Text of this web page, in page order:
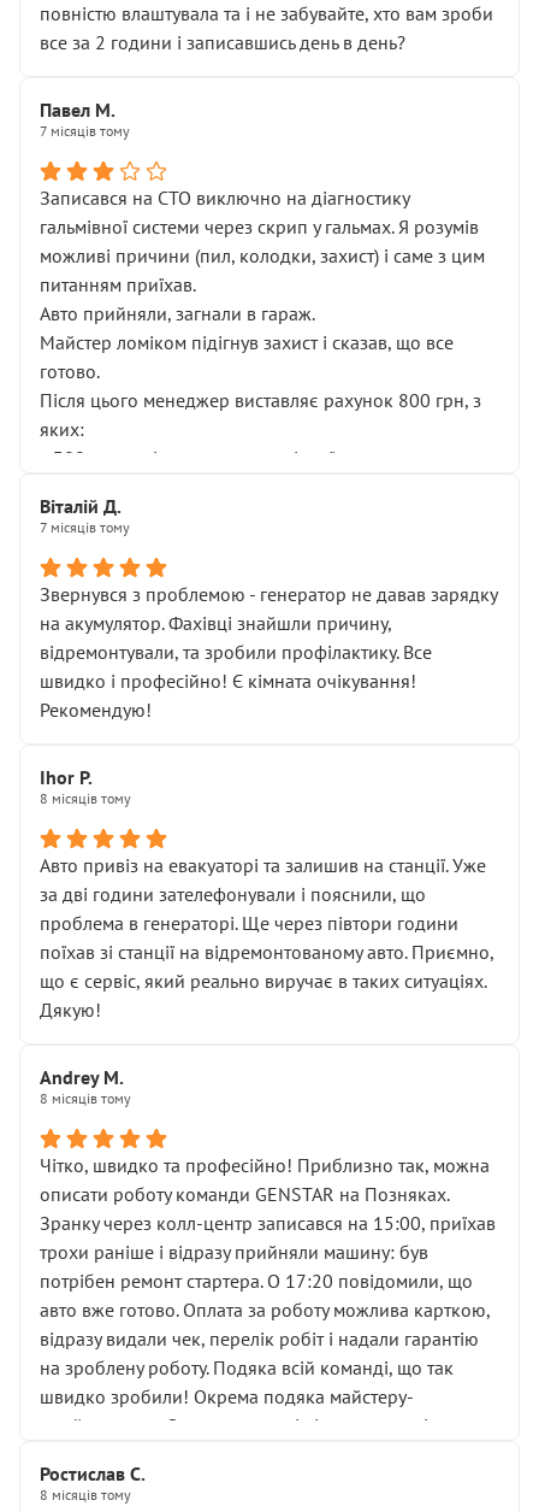
повністю влаштувала та і не забувайте, хто вам зроби
все за 2 години і записавшись день в день?
Павел М.
7 місяців тому
Записався на СТО виключно на діагностику
гальмівної системи через скрип у гальмах. Я розумів
можливі причини (пил, колодки, захист) і саме з цим
питанням приїхав.
Авто прийняли, загнали в гараж.
Майстер ломіком підігнув захист і сказав, що все
готово.
Після цього менеджер виставляє рахунок 800 грн, з
яких:
• 300 грн — діагностика гальмівної системи
НЕ погоджував
послуга. Тим більше, я був поруч і жодної реальної
діагностики ходової не проводилось. Після
зауваження гроші за цю “послугу” повернули, що
лише підтвердило мою правоту.
Але головне — я виїжджаю з боксу, і скрип у гальмах
залишився таким самим, як і був. Тобто оплачена
Далі ситуація тільки погіршилась:
• сказали, що тепер “потрібно знімати колеса”
• що біля авто стояти вже не можна
• почали озвучувати купу додаткових робіт без
чіткого пояснення
( ну все зняли та доробили) дякую!
Окремий момент, який виглядає абсурдно:
мені заявили, що бачок гальмівної рідини потрібно
міняти разом із головним гальмівним циліндром у
Для людини, яка хоча б трохи розуміється на техніці,
це звучить як мінімум непрофесійно, а як максимум —
спроба продати дорогий вузол замість елементарних
ущільнювачів.
Що прикро — це не перший мій візит. Раніше міняв у
вас стартер, і тоді сервіс наче справив хороше
враження. Але згодом знайшов декілька гайок під
лобовим склом. Мені пояснили, що це “старі гайки, які
відкручували”, і попросили не хвилюватися. ( надіюсь
новий власник, не застяг в полі))
Але після нинішнього візиту такі дрібниці вже не
здаються дрібницями.
Я — клієнт, який працює на довірі, і саме її цей сервіс
Хотілося б більше:
• належної уваги до авто
Віталій Д.
7 місяців тому
Звернувся з проблемою - генератор не давав зарядку
на акумулятор. Фахівці знайшли причину,
відремонтували, та зробили профілактику. Все
швидко і професійно! Є кімната очікування!
Рекомендую!
Ihor P.
8 місяців тому
Авто привіз на евакуаторі та залишив на станції. Уже
за дві години зателефонували і пояснили, що
проблема в генераторі. Ще через півтори години
поїхав зі станції на відремонтованому авто. Приємно,
що є сервіс, який реально виручає в таких ситуаціях.
Дякую!
Andrey M.
8 місяців тому
Чітко, швидко та професійно! Приблизно так, можна
описати роботу команди GENSTAR на Позняках.
Зранку через колл-центр записався на 15:00, приїхав
трохи раніше і відразу прийняли машину: був
потрібен ремонт стартера. О 17:20 повідомили, що
авто вже готово. Оплата за роботу можлива карткою,
відразу видали чек, перелік робіт і надали гарантію
на зроблену роботу. Подяка всій команді, що так
швидко зробили! Окрема подяка майстеру-
приймальнику Олександру: всі чітко та по суті.
звертатися до цього автосервісу.
Ростислав С.
8 місяців тому